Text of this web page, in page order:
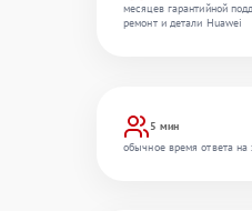
месяцев гарантийной
ремонт и детали Huawei
5 мин
обычное время ответа на